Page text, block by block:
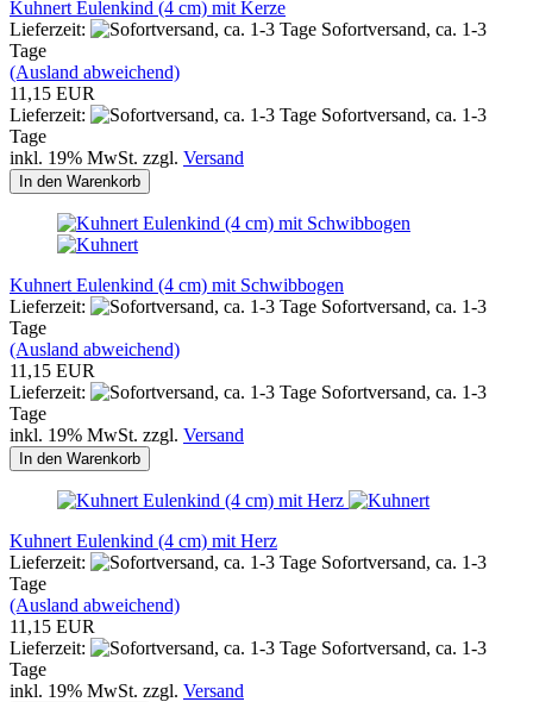
Kuhnert Eulenkind (4 cm) mit Kerze
Lieferzeit:
Sofortversand, ca. 1-3
Tage
(Ausland abweichend)
11,15 EUR
Lieferzeit:
Sofortversand, ca. 1-3
Tage
inkl. 19% MwSt. zzgl. Versand
In den Warenkorb
Kuhnert Eulenkind (4 cm) mit Schwibbogen
Lieferzeit:
Sofortversand, ca. 1-3
Tage
(Ausland abweichend)
11,15 EUR
Lieferzeit:
Sofortversand, ca. 1-3
Tage
inkl. 19% MwSt. zzgl. Versand
In den Warenkorb
Kuhnert Eulenkind (4 cm) mit Herz
Lieferzeit:
Sofortversand, ca. 1-3
Tage
(Ausland abweichend)
11,15 EUR
Lieferzeit:
Sofortversand, ca. 1-3
Tage
inkl. 19% MwSt. zzgl. Versand